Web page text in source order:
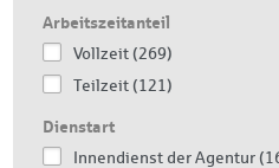
Arbeitszeitanteil
Vollzeit (269)
Teilzeit (121)
Dienstart
Innendienst der Agentur